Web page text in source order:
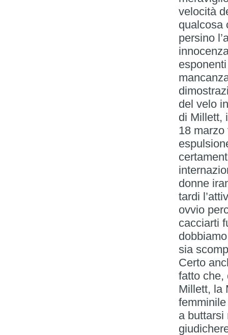
velocità
qualcosa
persino
del velo
di Millett,
18
donne
tardi
ovvio
cacciarti
sia
Certo
fatto che,
Millett, la
a buttarsi